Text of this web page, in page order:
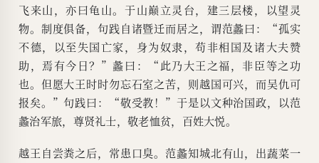
飞来山，亦曰龟山。于山巅立灵台，建三层楼，以望灵
物。制度俱备，句践自诸暨迁而居之，谓范蠡曰：“孤实
不德，以至失国亡家，身为奴隶，苟非相国及诸大夫赞
助，焉有今日？”蠡曰：“此乃大王之福，非臣等之功
也。但愿大王时时勿忘石室之苦，则越国可兴，而吴仇可
报矣。”句践曰：“敬受教！”于是以文种治国政，以范
蠡治军旅，尊贤礼士，敬老恤贫，百姓大悦。
越王自尝粪之后，常患口臭。范蠡知城北有山，出蔬菜一